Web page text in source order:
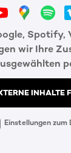
Spotify,
wir Ihre
INHALTE
Einstellungen